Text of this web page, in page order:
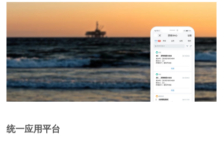
统一应用平台